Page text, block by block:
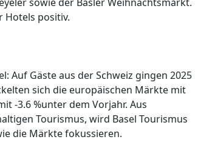
Hotels positiv.
Auf Gäste aus der Schweiz gingen 2025
sich die europäischen Märkte mit
-3.6 %unter dem Vorjahr. Aus
Tourismus, wird Basel Tourismus
die Märkte fokussieren.